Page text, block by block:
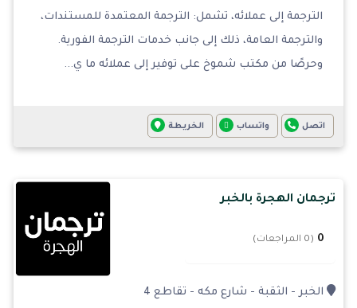
الترجمة إلى عملائه، تشمل: الترجمة المعتمدة للمستندات،
والترجمة العامة، ذلك إلى جانب خدمات الترجمة الفورية.
وحرصًا من مكتب شموخ على توفير إلى عملائه ما ي...
اتصل واتساب الخريطة
ترجمان الهجرة بالخبر
0 (0 المراجعات)
الخبر - الثقبة - شارع مكه - تقاطع 4